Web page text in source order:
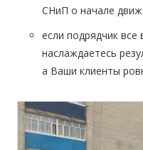
СНиП о начале
если подрядчик
наслаждаетесь
а Ваши клиенты